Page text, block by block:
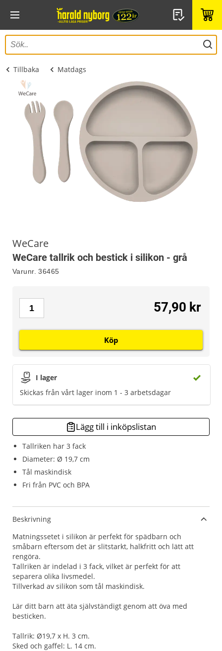
Tillbaka Matdags
WeCare
WeCare tallrik och bestick i silikon - grå
Varunr. 36465
Tallriken har 3 fack
Diameter: Ø 19,7 cm
Tål maskindisk
Fri från PVC och BPA
I lager
Skickas från vårt lager inom 1 - 3 arbetsdagar
57,90 kr
Köp
Lägg till i inköpslistan
Beskrivning
Matningssetet i silikon är perfekt för spädbarn och
småbarn eftersom det är slitstarkt, halkfritt och lätt att
rengöra.
Tallriken är indelad i 3 fack, vilket är perfekt för att
separera olika livsmedel.
Tillverkad av silikon som tål maskindisk.
Lär ditt barn att äta självständigt genom att öva med
besticken.
Tallrik: Ø19,7 x H. 3 cm.
Sked och gaffel: L. 14 cm.